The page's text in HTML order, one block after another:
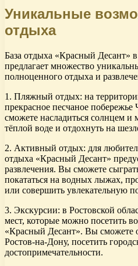
Уникальные
отдыха
База отдыха «Красный Десант»
предлагает множество
полноценного отдыха и
1. Пляжный отдых: на
прекрасное песчаное
сможете насладиться солнцем и
тёплой воде и отдохнуть на
2. Активный отдых: для
отдыха «Красный Десант»
развлечения. Вы сможете
покататься на водных лыжах,
или совершить увлекательную
3. Экскурсии: в Ростовской
мест, которые можно посетить
«Красный Десант». Вы сможете
Ростов-на-Дону, посетить
достопримечательности.